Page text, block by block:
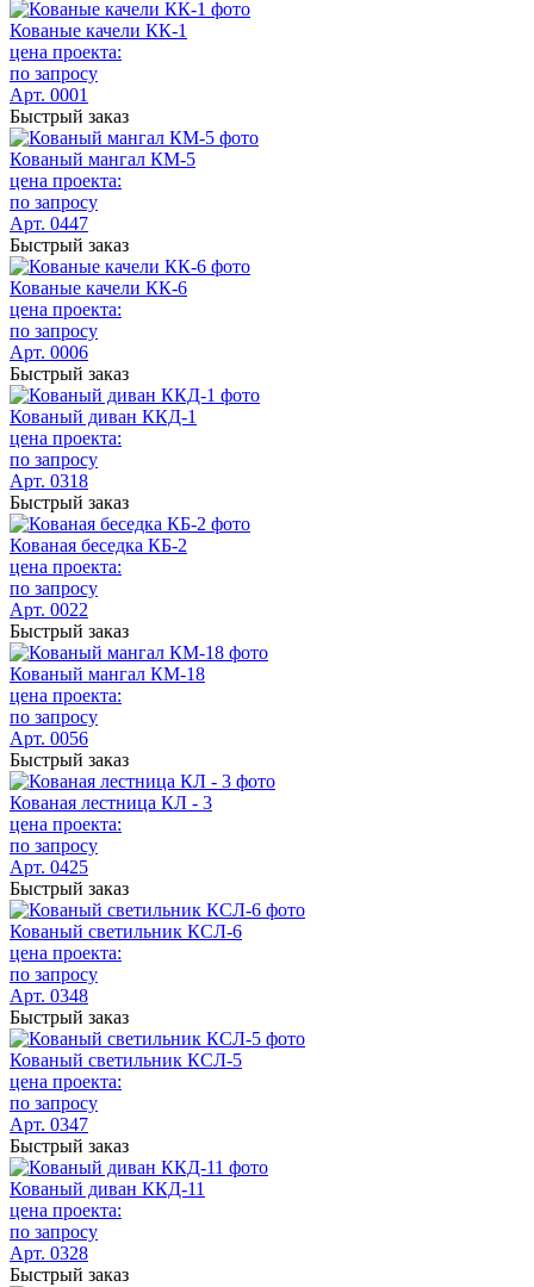
Кованые качели КК-1
цена проекта:
по запросу
Арт. 0001
Быстрый заказ
Кованый мангал КМ-5
цена проекта:
по запросу
Арт. 0447
Быстрый заказ
Кованые качели КК-6
цена проекта:
по запросу
Арт. 0006
Быстрый заказ
Кованый диван ККД-1
цена проекта:
по запросу
Арт. 0318
Быстрый заказ
Кованая беседка КБ-2
цена проекта:
по запросу
Арт. 0022
Быстрый заказ
Кованый мангал КМ-18
цена проекта:
по запросу
Арт. 0056
Быстрый заказ
Кованая лестница КЛ - 3
цена проекта:
по запросу
Арт. 0425
Быстрый заказ
Кованый светильник КСЛ-6
цена проекта:
по запросу
Арт. 0348
Быстрый заказ
Кованый светильник КСЛ-5
цена проекта:
по запросу
Арт. 0347
Быстрый заказ
Кованый диван ККД-11
цена проекта:
по запросу
Арт. 0328
Быстрый заказ